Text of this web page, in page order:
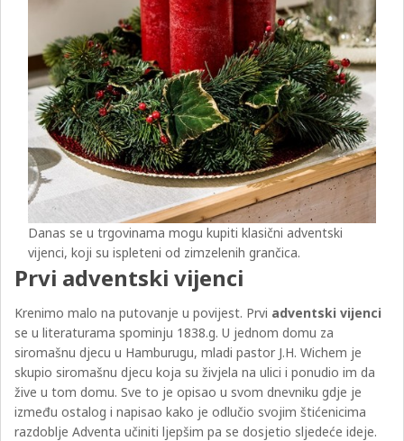
Danas se u trgovinama mogu kupiti klasični adventski
vijenci, koji su ispleteni od zimzelenih grančica.
Prvi adventski vijenci
Krenimo malo na putovanje u povijest. Prvi adventski vijenci
se u literaturama spominju 1838.g. U jednom domu za
siromašnu djecu u Hamburugu, mladi pastor J.H. Wichem je
skupio siromašnu djecu koja su živjela na ulici i ponudio im da
žive u tom domu. Sve to je opisao u svom dnevniku gdje je
između ostalog i napisao kako je odlučio svojim štićenicima
razdoblje Adventa učiniti ljepšim pa se dosjetio sljedeće ideje.